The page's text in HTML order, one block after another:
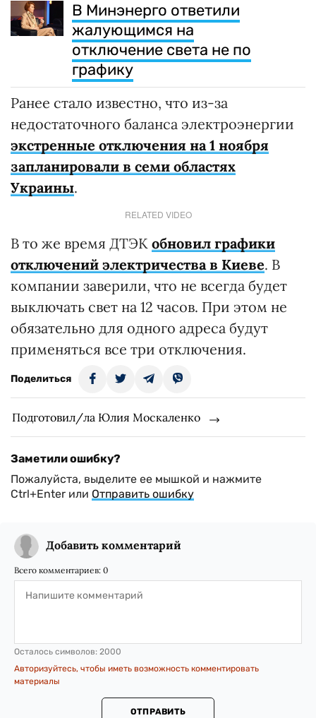
В Минэнерго ответили
жалующимся на
отключение света не по
графику
Ранее стало известно, что из-за
недостаточного баланса электроэнергии
экстренные отключения на 1 ноября
запланировали в семи областях
Украины.
RELATED VIDEO
В то же время ДТЭК обновил графики
отключений электричества в Киеве. В
компании заверили, что не всегда будет
выключать свет на 12 часов. При этом не
обязательно для одного адреса будут
применяться все три отключения.
Поделиться
Подготовил/ла Юлия Москаленко
Заметили ошибку?
Пожалуйста, выделите ее мышкой и нажмите
Ctrl+Enter или Отправить ошибку
Добавить комментарий
Всего комментариев: 0
Осталось символов: 2000
Авторизуйтесь, чтобы иметь возможность комментировать
материалы
ОТПРАВИТЬ